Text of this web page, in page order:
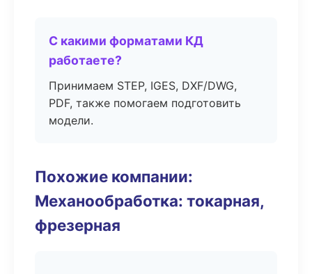
С какими форматами КД
работаете?
Принимаем STEP, IGES, DXF/DWG,
PDF, также помогаем подготовить
модели.
Похожие компании:
Механообработка: токарная,
фрезерная